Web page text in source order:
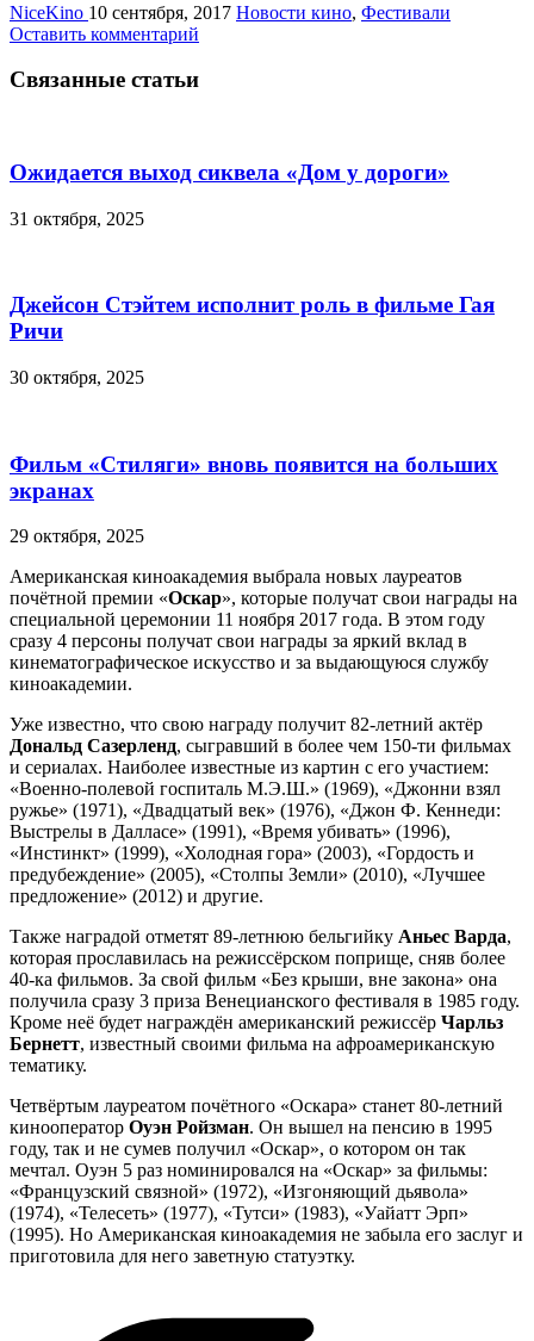
NiceKino 10 сентября, 2017 Новости кино, Фестивали
Оставить комментарий
Связанные статьи
Ожидается выход сиквела «Дом у дороги»
31 октября, 2025
Джейсон Стэйтем исполнит роль в фильме Гая
Ричи
30 октября, 2025
Фильм «Стиляги» вновь появится на больших
экранах
29 октября, 2025
Американская киноакадемия выбрала новых лауреатов
почётной премии «Оскар», которые получат свои награды на
специальной церемонии 11 ноября 2017 года. В этом году
сразу 4 персоны получат свои награды за яркий вклад в
кинематографическое искусство и за выдающуюся службу
киноакадемии.
Уже известно, что свою награду получит 82-летний актёр
Дональд Сазерленд, сыгравший в более чем 150-ти фильмах
и сериалах. Наиболее известные из картин с его участием:
«Военно-полевой госпиталь М.Э.Ш.» (1969), «Джонни взял
ружье» (1971), «Двадцатый век» (1976), «Джон Ф. Кеннеди:
Выстрелы в Далласе» (1991), «Время убивать» (1996),
«Инстинкт» (1999), «Холодная гора» (2003), «Гордость и
предубеждение» (2005), «Столпы Земли» (2010), «Лучшее
предложение» (2012) и другие.
Также наградой отметят 89-летнюю бельгийку Аньес Варда,
которая прославилась на режиссёрском поприще, сняв более
40-ка фильмов. За свой фильм «Без крыши, вне закона» она
получила сразу 3 приза Венецианского фестиваля в 1985 году.
Кроме неё будет награждён американский режиссёр Чарльз
Бернетт, известный своими фильма на афроамериканскую
тематику.
Четвёртым лауреатом почётного «Оскара» станет 80-летний
кинооператор Оуэн Ройзман. Он вышел на пенсию в 1995
году, так и не сумев получил «Оскар», о котором он так
мечтал. Оуэн 5 раз номинировался на «Оскар» за фильмы:
«Французский связной» (1972), «Изгоняющий дьявола»
(1974), «Телесеть» (1977), «Тутси» (1983), «Уайатт Эрп»
(1995). Но Американская киноакадемия не забыла его заслуг и
приготовила для него заветную статуэтку.